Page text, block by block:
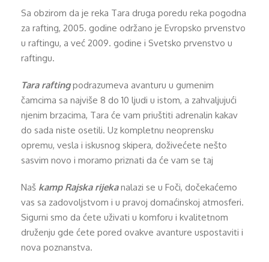
Sa obzirom da je reka Tara druga poredu reka pogodna
za rafting, 2005. godine održano je Evropsko prvenstvo
u raftingu, a već 2009. godine i Svetsko prvenstvo u
raftingu.
Tara raftingpodrazumeva avanturu u gumenim
čamcima sa najviše 8 do 10 ljudi u istom, a zahvaljujući
njenim brzacima, Tara će vam priuštiti adrenalin kakav
do sada niste osetili. Uz kompletnu neoprensku
opremu, vesla i iskusnog skipera, doživećete nešto
sasvim novo i moramo priznati da će vam se taj
Naš kamp Rajska rijekanalazi se u Foči, dočekaćemo
vas sa zadovoljstvom i u pravoj domaćinskoj atmosferi.
Sigurni smo da ćete uživati u komforu i kvalitetnom
druženju gde ćete pored ovakve avanture uspostaviti i
nova poznanstva.